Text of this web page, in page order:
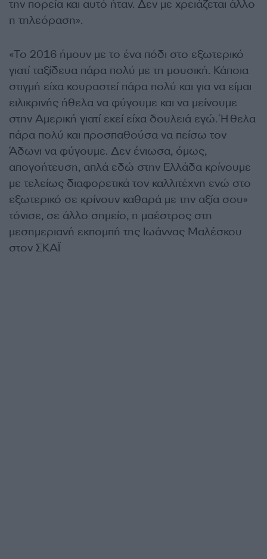
την πορεία και αυτό ήταν. Δεν με χρειάζεται άλλο
η τηλεόραση».
«Το 2016 ήμουν με το ένα πόδι στο εξωτερικό
γιατί ταξίδευα πάρα πολύ με τη μουσική. Κάποια
στιγμή είχα κουραστεί πάρα πολύ και για να είμαι
ειλικρινής ήθελα να φύγουμε και να μείνουμε
στην Αμερική γιατί εκεί είχα δουλειά εγώ. Ήθελα
πάρα πολύ και προσπαθούσα να πείσω τον
Άδωνι να φύγουμε. Δεν ένιωσα, όμως,
απογοήτευση, απλά εδώ στην Ελλάδα κρίνουμε
με τελείως διαφορετικά τον καλλιτέχνη ενώ στο
εξωτερικό σε κρίνουν καθαρά με την αξία σου»
τόνισε, σε άλλο σημείο, η μαέστρος στη
μεσημεριανή εκπομπή της Ιωάννας Μαλέσκου
στον ΣΚΑΪ